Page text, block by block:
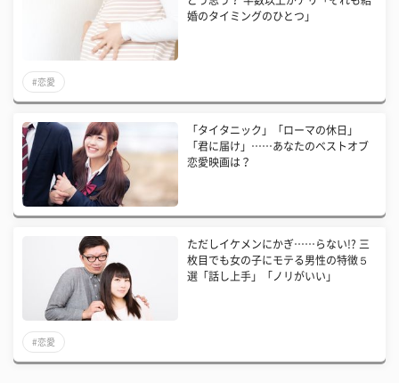
婚のタイミングのひとつ」
#恋愛
「タイタニック」「ローマの休日」
「君に届け」……あなたのベストオブ
恋愛映画は？
ただしイケメンにかぎ……らない!? 三
枚目でも女の子にモテる男性の特徴５
選「話し上手」「ノリがいい」
#恋愛